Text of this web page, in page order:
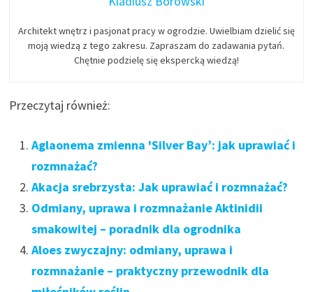
Architekt wnętrz i pasjonat pracy w ogrodzie. Uwielbiam dzielić się
moją wiedzą z tego zakresu. Zapraszam do zadawania pytań.
Chętnie podzielę się ekspercką wiedzą!
Przeczytaj również:
Aglaonema zmienna 'Silver Bay’: jak uprawiać i
rozmnażać?
Akacja srebrzysta: Jak uprawiać i rozmnażać?
Odmiany, uprawa i rozmnażanie Aktinidii
smakowitej – poradnik dla ogrodnika
Aloes zwyczajny: odmiany, uprawa i
rozmnażanie – praktyczny przewodnik dla